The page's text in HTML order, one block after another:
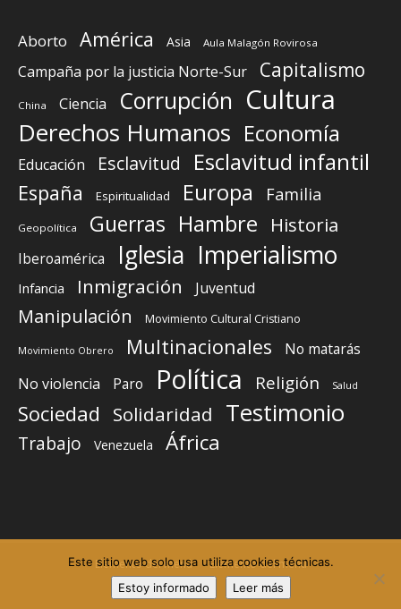
Aborto América Asia Aula Malagón Rovirosa
Campaña por la justicia Norte-Sur Capitalismo
China Ciencia Corrupción Cultura
Derechos Humanos Economía
Educación Esclavitud Esclavitud infantil
España Espiritualidad Europa Familia
Geopolítica Guerras Hambre Historia
Iberoamérica Iglesia Imperialismo
Infancia Inmigración Juventud
Manipulación Movimiento Cultural Cristiano
Movimiento Obrero Multinacionales
No matarás
No violencia
Paro Política Religión Salud
Sociedad Solidaridad Testimonio
Trabajo Venezuela África
Elemento del menú Elemento del menú
©
Este sitio web solo usa utiliza cookies técnicas.
Estoy informado
Leer más